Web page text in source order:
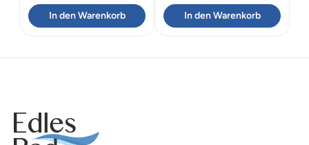
In den Warenkorb
Preis
war:
Preis
ist:
In den Warenkorb